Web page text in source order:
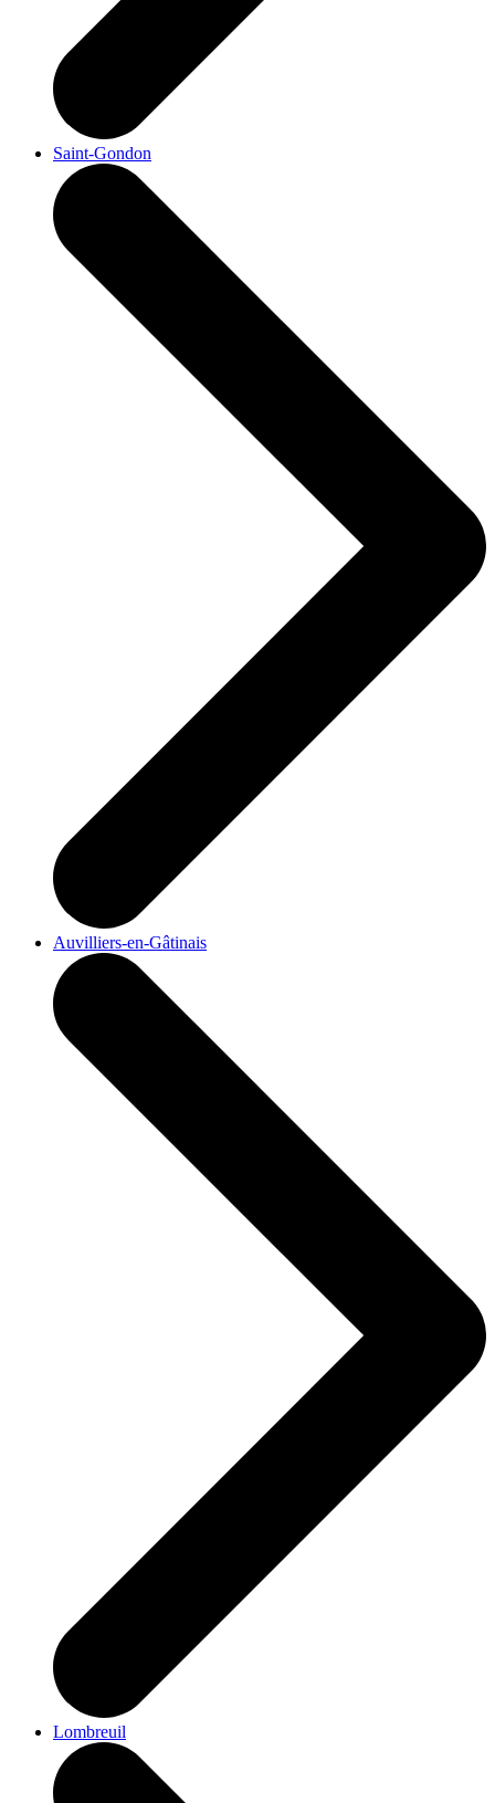
Saint-Gondon
Auvilliers-en-Gâtinais
Lombreuil